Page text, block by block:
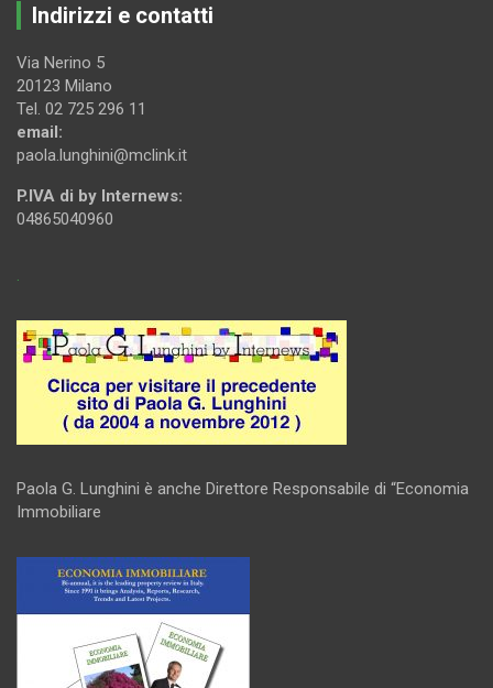
Indirizzi e contatti
Via Nerino 5
20123 Milano
Tel. 02 725 296 11
email:
paola.lunghini@mclink.it
P.IVA di by Internews:
04865040960
.
Paola G. Lunghini è anche Direttore Responsabile di “Economia
Immobiliare